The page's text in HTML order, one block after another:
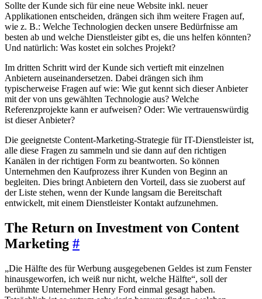
Sollte der Kunde sich für eine neue Website inkl. neuer
Applikationen entscheiden, drängen sich ihm weitere Fragen auf,
wie z. B.: Welche Technologien decken unsere Bedürfnisse am
besten ab und welche Dienstleister gibt es, die uns helfen könnten?
Und natürlich: Was kostet ein solches Projekt?
Im dritten Schritt wird der Kunde sich vertieft mit einzelnen
Anbietern auseinandersetzen. Dabei drängen sich ihm
typischerweise Fragen auf wie: Wie gut kennt sich dieser Anbieter
mit der von uns gewählten Technologie aus? Welche
Referenzprojekte kann er aufweisen? Oder: Wie vertrauenswürdig
ist dieser Anbieter?
Die geeignetste Content-Marketing-Strategie für IT-Dienstleister ist,
alle diese Fragen zu sammeln und sie dann auf den richtigen
Kanälen in der richtigen Form zu beantworten. So können
Unternehmen den Kaufprozess ihrer Kunden von Beginn an
begleiten. Dies bringt Anbietern den Vorteil, dass sie zuoberst auf
der Liste stehen, wenn der Kunde langsam die Bereitschaft
entwickelt, mit einem Dienstleister Kontakt aufzunehmen.
The Return on Investment von Content
Marketing #
„Die Hälfte des für Werbung ausgegebenen Geldes ist zum Fenster
hinausgeworfen, ich weiß nur nicht, welche Hälfte“, soll der
berühmte Unternehmer Henry Ford einmal gesagt haben.